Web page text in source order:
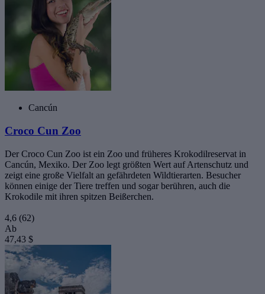
Cancún
Croco Cun Zoo
Der Croco Cun Zoo ist ein Zoo und früheres Krokodilreservat in
Cancún, Mexiko. Der Zoo legt größten Wert auf Artenschutz und
zeigt eine große Vielfalt an gefährdeten Wildtierarten. Besucher
können einige der Tiere treffen und sogar berühren, auch die
Krokodile mit ihren spitzen Beißerchen.
4,6 (62)
Ab
47,43 $